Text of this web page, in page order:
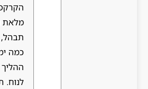
מלאת
תבהל,
כמה
ההליך
לנוח.